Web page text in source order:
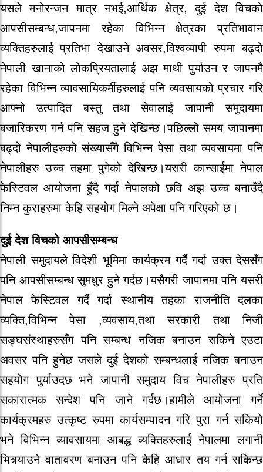
यसले मनोरन्जन मात्र नभई,आर्थिक क्षेत्र, दुई देश विचको
आपसीसम्बन्ध,जापनमा रहेका विभिन्न क्षेत्रका प्रतिभावान
व्यक्तिहरुलाई प्रतिभा देखाउने अवसर,विश्वव्यापी रुपमा बढ्दो
नेपाली खानाको लोकप्रियतालाई अझ माथी पुर्याउन र जापनमै
रहेका विभिन्न व्यावसायिकर्मीहरुलाई पनि व्यवसायको प्रचार गरि
आफ्नो उत्पादित बस्तु तथा सेवालाई जापानी समुदायमा
बजारिकरण गर्न पनि सहज हुने देखिन्छ।पछिल्लो समय जापानमा
बढ्दो नेपालीहरुको संख्यासँगै विभिन्न पेसा तथा व्यवसायमा पनि
नेपालीहरु उच्च तहमा पुगेको देखिन्छ।यसरी कान्साईमा नेपाल
फेस्टिवल आयोजना हुँदै गर्दा नेपालको छवि अझ उच्च बनाउँदै
निम्न कुराहरुमा केहि सहयोग मिल्ने अपेक्षा पनि गरिएको छ।
दुई देश विचको आपसीसम्बन्ध
नेपाली समुदायले विदेशी भूमिमा कार्यक्रम गर्दै गर्दा उक्त देससँग
पनि आपसीसम्बन्ध सुमधुर हुने गर्दछ।यसैगरी जापानमा पनि यसरी
नेपाल फेस्टिवल गर्दै गर्दा स्थानीय तहका राजनीति दलका
व्यक्ति,विभिन्न पेसा ,व्यवसाय,तथा सरकारी तथा निजी
सङ्घसंस्थाहरुसँग पनि सम्बन्ध नजिक बनाउन सकिने एउटा
अवसर पनि हुनेछ जसले दुई देशको सम्बन्धलाई नजिक बनाउन
सहयोग पुर्याउदछ भने जापानी समुदाय विच नेपालीहरु प्रति
सकारात्मक सन्देश पनि जाने गर्दछ।हामीले आयोजना गर्ने
कार्यक्रमहरु उत्कृष्ट रुपमा कार्यसम्पादन गरि पुरा गर्न सकियो
भने विभिन्न व्यावसायमा आबद्ध व्यक्तिहरुलाई नेपालमा लगानी
भित्र्याउने वातावरण बनाउन पनि केहि आधार तय गर्न सकिन्छ